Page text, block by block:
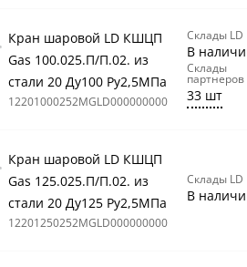
Кран шаровой LD КШЦП
Gas 100.025.П/П.02. из
стали 20 Ду100 Ру2,5МПа
12201000252MGLD000000000
Склады LD
В
Склады
партнеров
33 шт
Кран шаровой LD КШЦП
Gas 125.025.П/П.02. из
стали 20 Ду125 Ру2,5МПа
12201250252MGLD000000000
Склады LD
В